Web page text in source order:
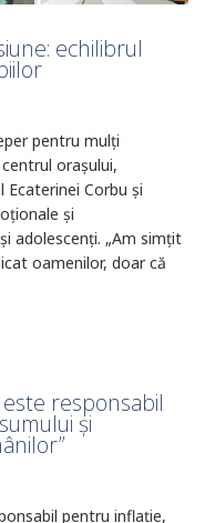
echilibrul
pentru mulți
orașului,
Corbu și
și
adolescenți. „Am simțit
oamenilor, doar că
responsabil
și
pentru inflație,